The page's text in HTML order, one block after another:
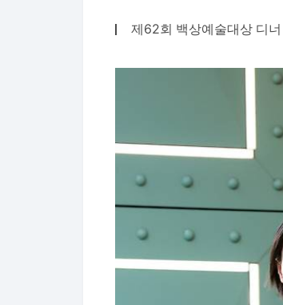
제62회 백상예술대상 디